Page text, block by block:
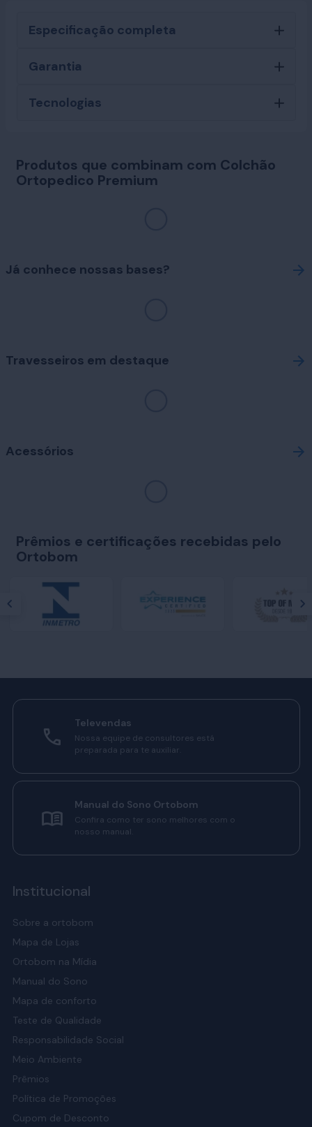
Especificação completa
Garantia
Tecnologias
Produtos que combinam com Colchão
Ortopedico Premium
Já conhece nossas bases?
Travesseiros em destaque
Acessórios
Prêmios e certificações recebidas pelo
Ortobom
Televendas
Nossa equipe de consultores está
preparada para te auxiliar.
Manual do Sono Ortobom
Confira como ter sono melhores com o
nosso manual.
Institucional
Sobre a ortobom
Mapa de Lojas
Ortobom na Mídia
Manual do Sono
Mapa de conforto
Teste de Qualidade
Responsabilidade Social
Meio Ambiente
Prêmios
Política de Promoções
Cupom de Desconto